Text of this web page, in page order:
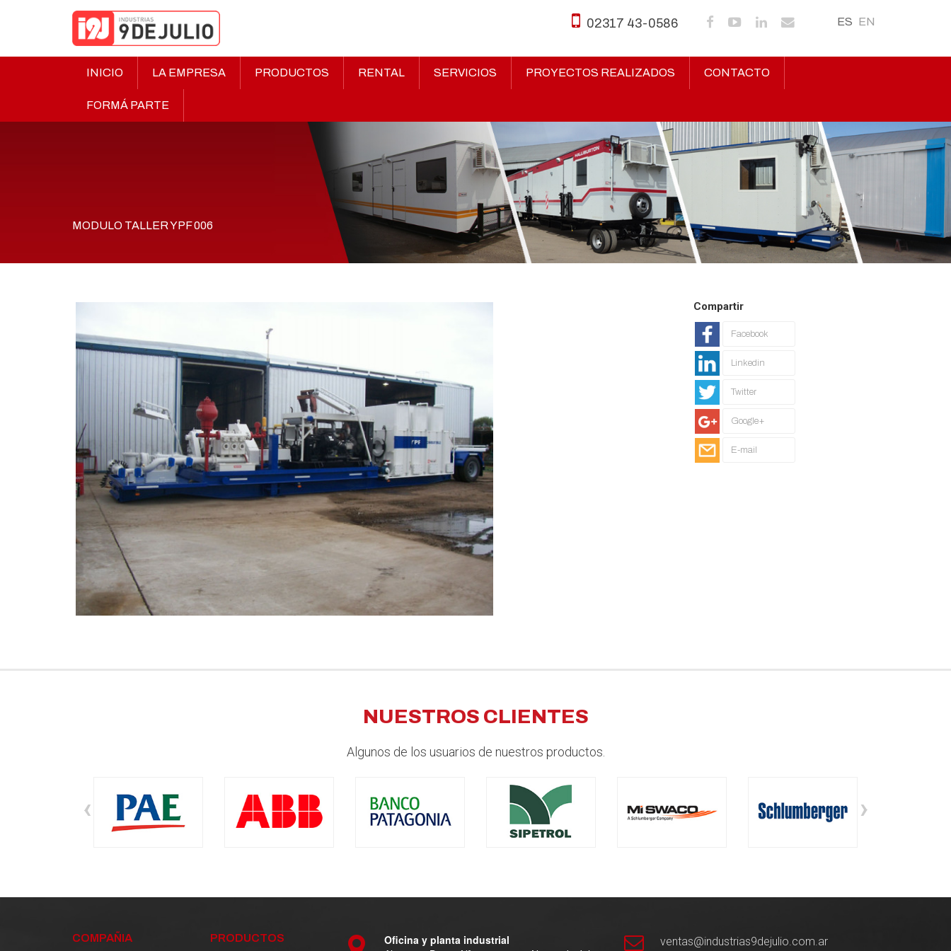
ES EN
02317 43-0586
INICIO LA EMPRESA PRODUCTOS RENTAL SERVICIOS PROYECTOS REALIZADOS CONTACTO
FORMÁ PARTE
MODULO TALLER YPF 006
Compartir
Facebook
Linkedin
Twitter
Google+
E-mail
NUESTROS CLIENTES
Algunos de los usuarios de nuestros productos.
‹ ›
COMPAÑIA PRODUCTOS
Oficina y planta industrial
ventas@industrias9dejulio.com.ar